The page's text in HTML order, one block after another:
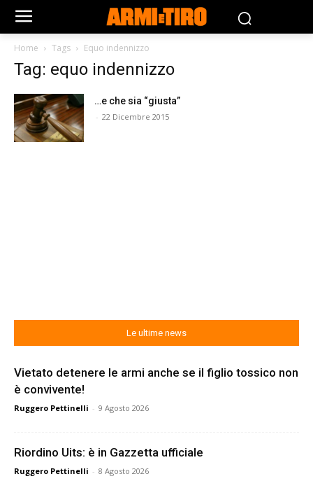
Home Tags Equo indennizzo
Tag: equo indennizzo
…e che sia “giusta”
- 22 Dicembre 2015
Le ultime news
Vietato detenere le armi anche se il figlio tossico non
è convivente!
Ruggero Pettinelli - 9 Agosto 2026
Riordino Uits: è in Gazzetta ufficiale
Ruggero Pettinelli - 8 Agosto 2026